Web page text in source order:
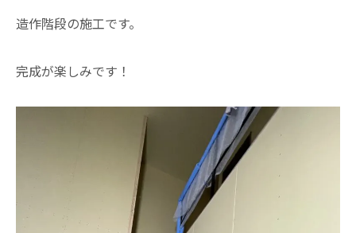
造作階段の施工です。
完成が楽しみです！